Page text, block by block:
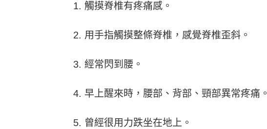
觸摸脊椎有疼痛感。
用手指觸摸整條脊椎，感覺脊椎歪斜。
經常閃到腰。
早上醒來時，腰部、背部、頸部異常疼痛。
曾經很用力跌坐在地上。